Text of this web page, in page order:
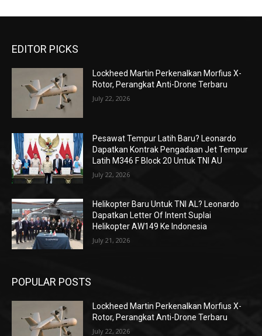
EDITOR PICKS
Lockheed Martin Perkenalkan Morfius X-
Rotor, Perangkat Anti-Drone Terbaru
July 22, 2026
Pesawat Tempur Latih Baru? Leonardo
Dapatkan Kontrak Pengadaan Jet Tempur
Latih M346 F Block 20 Untuk TNI AU
July 22, 2026
Helikopter Baru Untuk TNI AL? Leonardo
Dapatkan Letter Of Intent Suplai
Helikopter AW149 Ke Indonesia
July 21, 2026
POPULAR POSTS
Lockheed Martin Perkenalkan Morfius X-
Rotor, Perangkat Anti-Drone Terbaru
July 22, 2026